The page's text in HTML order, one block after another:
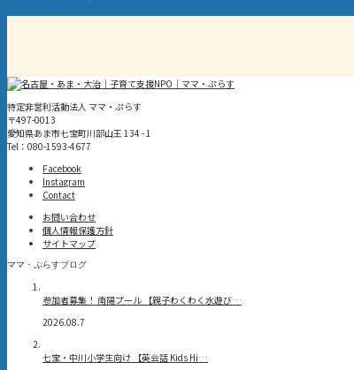
特定非営利活動法人 ママ・ぷらす
〒497-0013
愛知県あま市七宝町川部山王 134 - 1
Tel：080-1593-4677
Facebook
Instagram
Contact
お問い合わせ
個人情報保護方針
サイトマップ
ママ・ぷらすブログ
参加者募集！ 南陽プール 【親子わくわく水遊び…
2026.08.7
七宝・中川小学生向け 【英会話 Kids Hi…